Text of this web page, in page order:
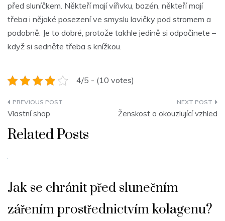
před sluníčkem. Někteří mají vířivku, bazén, někteří mají
třeba i nějaké posezení ve smyslu lavičky pod stromem a
podobně. Je to dobré, protože takhle jedině si odpočinete –
když si sedněte třeba s knížkou.
4/5 - (10 votes)
Navigace
pro
Vlastní shop Ženskost a okouzlující vzhled
Related Posts
Jak se chránit před slunečním
zářením prostřednictvím kolagenu?